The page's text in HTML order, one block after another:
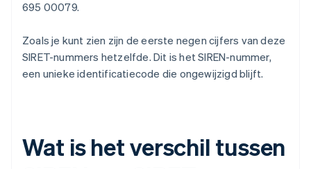
695 00079.
Zoals je kunt zien zijn de eerste negen cijfers van deze
SIRET-nummers hetzelfde. Dit is het SIREN-nummer,
een unieke identificatiecode die ongewijzigd blijft.
Wat is het verschil tussen